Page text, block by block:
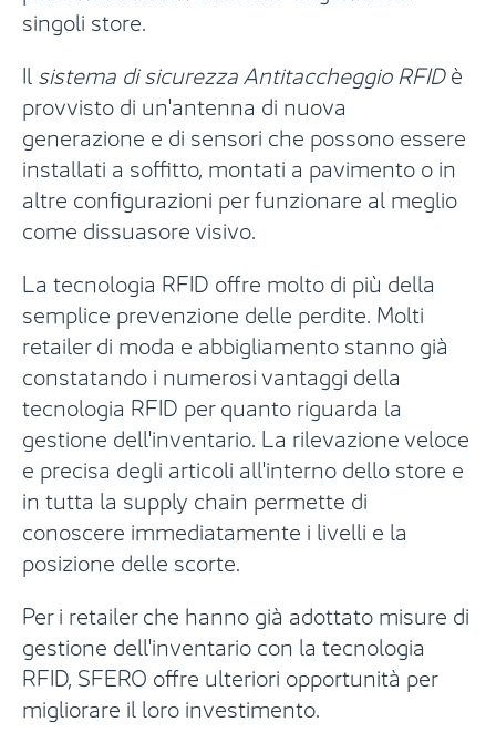
singoli store.
Il sistema di sicurezza Antitaccheggio RFIDè
provvisto di un'antenna di nuova
generazione e di sensori che possono essere
installati a soffitto, montati a pavimento o in
altre configurazioni per funzionare al meglio
come dissuasore visivo.
La tecnologia RFID offre molto di più della
semplice prevenzione delle perdite. Molti
retailer di moda e abbigliamento stanno già
constatando i numerosi vantaggi della
tecnologia RFID per quanto riguarda la
gestione dell'inventario. La rilevazione veloce
e precisa degli articoli all'interno dello store e
in tutta la supply chain permette di
conoscere immediatamente i livelli e la
posizione delle scorte.
Per i retailer che hanno già adottato misure di
gestione dell'inventario con la tecnologia
RFID, SFERO offre ulteriori opportunità per
migliorare il loro investimento.